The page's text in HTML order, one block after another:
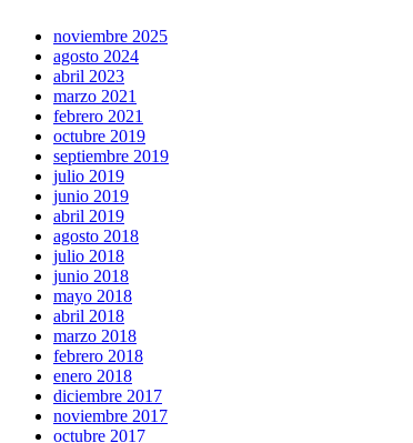
noviembre 2025
agosto 2024
abril 2023
marzo 2021
febrero 2021
octubre 2019
septiembre 2019
julio 2019
junio 2019
abril 2019
agosto 2018
julio 2018
junio 2018
mayo 2018
abril 2018
marzo 2018
febrero 2018
enero 2018
diciembre 2017
noviembre 2017
octubre 2017